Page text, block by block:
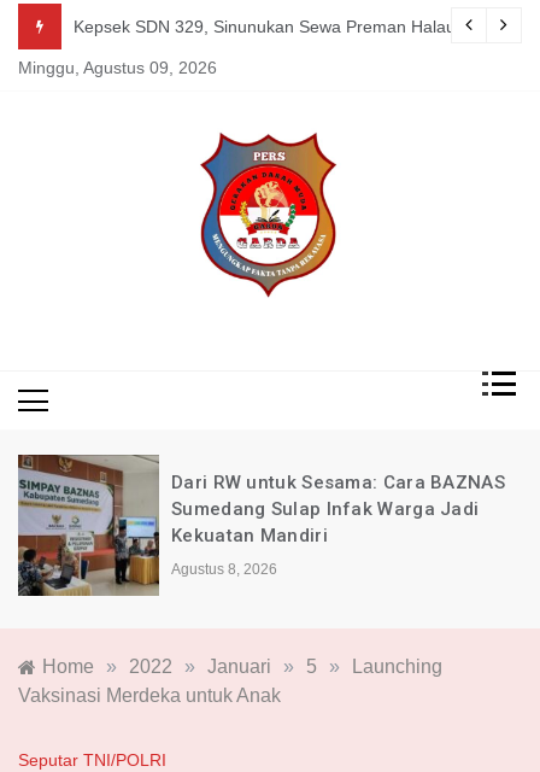
content
Tetap Berkarya dan Mandiri Agustus 07, 2026
Kepsek SDN 329, Sinunukan Sewa Preman Halau LSM
Minggu, Agustus 09, 2026
Dari RW untuk Sesama: Cara BAZNAS
Sumedang Sulap Infak Warga Jadi
Kekuatan Mandiri
Agustus 8, 2026
Home » 2022 » Januari » 5 »
Launching
Vaksinasi Merdeka untuk Anak
Seputar TNI/POLRI